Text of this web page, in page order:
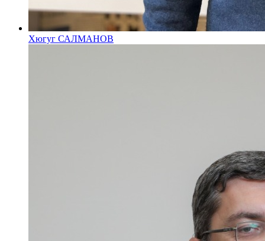
Хюгуг САЛМАНОВ